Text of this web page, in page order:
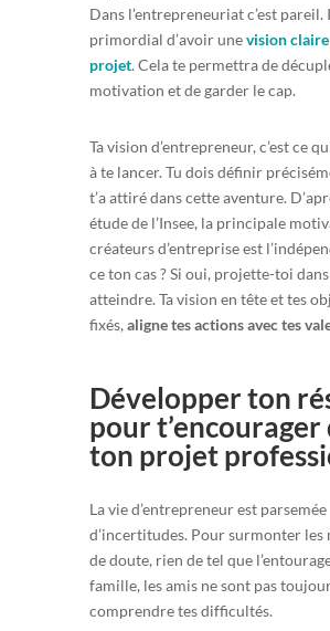
Dans l’entrepreneuriat c’est pareil.
primordial d’avoir unevision
projet. Cela te permettra de
motivation et de garder le cap.
Ta vision d’entrepreneur, c’est ce
à te lancer. Tu dois définir
t’a attiré dans cette aventure.
étude de l’Insee, la principale
créateurs d’entreprise est
ce ton cas ? Si oui, projette-toi
atteindre. Ta vision en tête et tes
fixés, aligne tes actions avec tes
Développer ton
pour t’encourager
ton projet
La vie d’entrepreneur est parsemée
d’incertitudes. Pour surmonter les
de doute, rien de tel que
famille, les amis ne sont pas
comprendre tes difficultés.